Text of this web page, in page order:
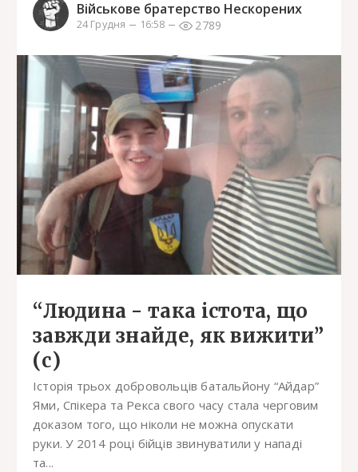
Військове братерство Нескорених
24 Грудня 16:58 2789
“Людина - така істота, що
завжди знайде, як вижити”
(с)
Історія трьох добровольців батальйону “Айдар”
Ями, Спікера та Рекса свого часу стала черговим
доказом того, що ніколи не можна опускати
руки. У 2014 році бійців звинуватили у нападі
та...